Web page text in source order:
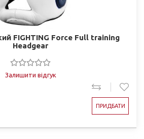
FIGHTING Force Full training
Headgear
Залишити відгук
ПРИДБАТИ